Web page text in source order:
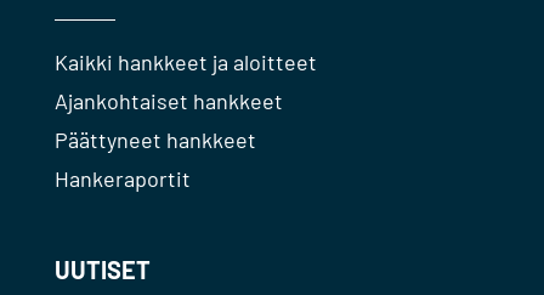
Kaikki hankkeet ja aloitteet
Ajankohtaiset hankkeet
Päättyneet hankkeet
Hankeraportit
UUTISET